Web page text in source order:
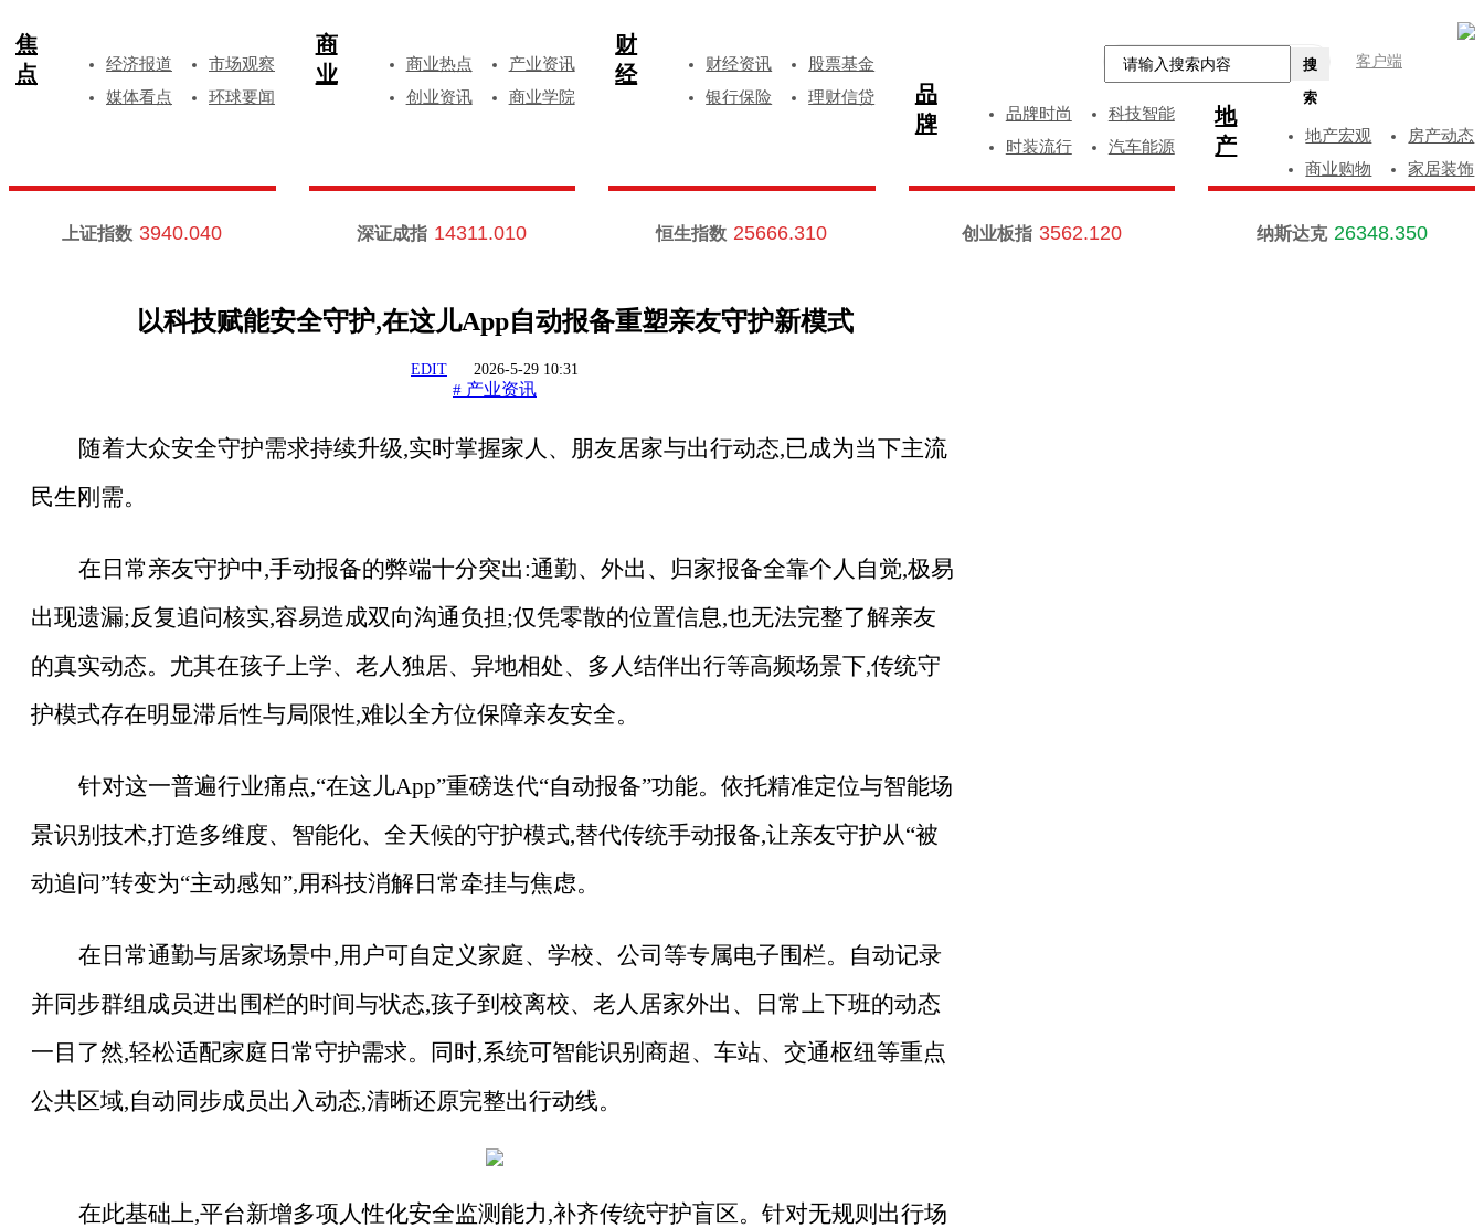
客户端
搜
索
焦
点
经济报道
市场观察
媒体看点
环球要闻
商
业
商业热点
产业资讯
创业资讯
商业学院
财
经
财经资讯
股票基金
银行保险
理财信贷
品
牌
品牌时尚
科技智能
时装流行
汽车能源
地
产
地产宏观
房产动态
商业购物
家居装饰
上证指数 3940.040 深证成指 14311.010 恒生指数 25666.310 创业板指 3562.120 纳斯达克 26348.350
以科技赋能安全守护,在这儿App自动报备重塑亲友守护新模式
EDIT 2026-5-29 10:31
# 产业资讯
随着大众安全守护需求持续升级,实时掌握家人、朋友居家与出行动态,已成为当下主流
民生刚需。
在日常亲友守护中,手动报备的弊端十分突出:通勤、外出、归家报备全靠个人自觉,极易
出现遗漏;反复追问核实,容易造成双向沟通负担;仅凭零散的位置信息,也无法完整了解亲友
的真实动态。尤其在孩子上学、老人独居、异地相处、多人结伴出行等高频场景下,传统守
护模式存在明显滞后性与局限性,难以全方位保障亲友安全。
针对这一普遍行业痛点,“在这儿App”重磅迭代“自动报备”功能。依托精准定位与智能场
景识别技术,打造多维度、智能化、全天候的守护模式,替代传统手动报备,让亲友守护从“被
动追问”转变为“主动感知”,用科技消解日常牵挂与焦虑。
在日常通勤与居家场景中,用户可自定义家庭、学校、公司等专属电子围栏。自动记录
并同步群组成员进出围栏的时间与状态,孩子到校离校、老人居家外出、日常上下班的动态
一目了然,轻松适配家庭日常守护需求。同时,系统可智能识别商超、车站、交通枢纽等重点
公共区域,自动同步成员出入动态,清晰还原完整出行动线。
在此基础上,平台新增多项人性化安全监测能力,补齐传统守护盲区。针对无规则出行场